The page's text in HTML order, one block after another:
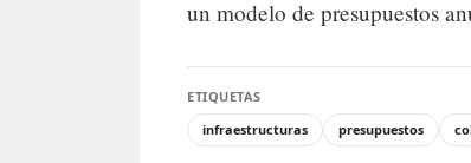
un modelo de presupuestos
ETIQUETAS
infraestructuras
presupuestos